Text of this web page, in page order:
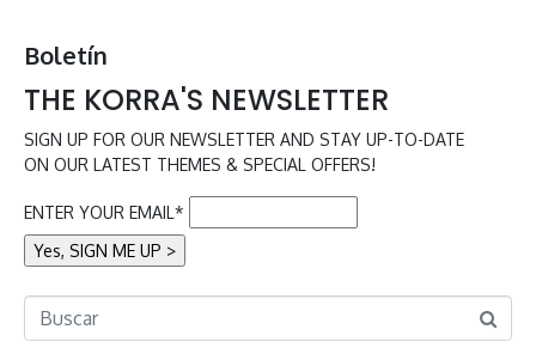
Boletín
THE KORRA'S NEWSLETTER
SIGN UP FOR OUR NEWSLETTER AND STAY UP-TO-DATE
ON OUR LATEST THEMES & SPECIAL OFFERS!
ENTER YOUR EMAIL*